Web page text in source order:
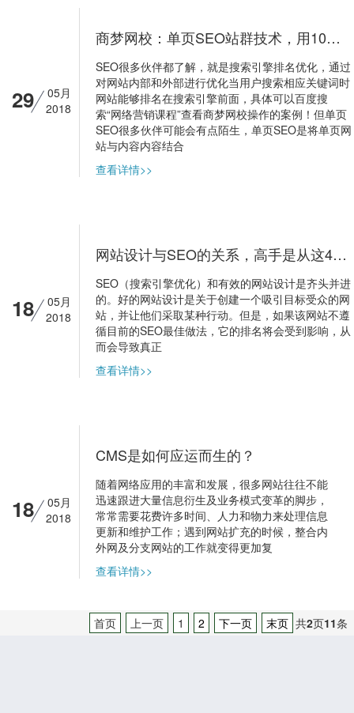
29
05月
2018
商梦网校：单页SEO站群技术，用10个网站优化排名！
SEO很多伙伴都了解，就是搜索引擎排名优化，通过
对网站内部和外部进行优化当用户搜索相应关键词时
网站能够排名在搜索引擎前面，具体可以百度搜
索“网络营销课程”查看商梦网校操作的案例！但单页
SEO很多伙伴可能会有点陌生，单页SEO是将单页网
站与内容内容结合
查看详情>>
18
05月
2018
网站设计与SEO的关系，高手是从这4个维度分析的！
SEO（搜索引擎优化）和有效的网站设计是齐头并进
的。好的网站设计是关于创建一个吸引目标受众的网
站，并让他们采取某种行动。但是，如果该网站不遵
循目前的SEO最佳做法，它的排名将会受到影响，从
而会导致真正
查看详情>>
18
05月
2018
CMS是如何应运而生的？
随着网络应用的丰富和发展，很多网站往往不能
迅速跟进大量信息衍生及业务模式变革的脚步，
常常需要花费许多时间、人力和物力来处理信息
更新和维护工作；遇到网站扩充的时候，整合内
外网及分支网站的工作就变得更加复
查看详情>>
首页 上一页 1 2 下一页 末页 共2页11条